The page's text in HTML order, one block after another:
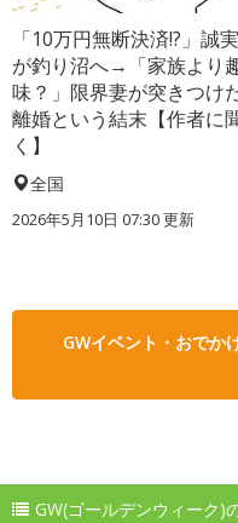
「10万円無断決済!?」誠
が釣り沼へ→「家族より
味？」限界妻が突きつけ
離婚という結末【作者に
く】
全国
2026年5月10日 07:30 更新
GWイベント・おでか
GW(ゴールデンウィーク)